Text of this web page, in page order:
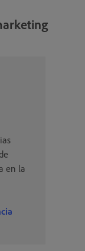
en la